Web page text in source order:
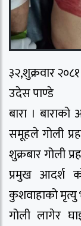
३२,शुक्रवार २०८१
उदेस पाण्डे
बारा ।
समूहले गोली
शुक्रबार गोली
प्रमुख आदर्श
कुशवाहाको मृत्यु
गोली लागेर